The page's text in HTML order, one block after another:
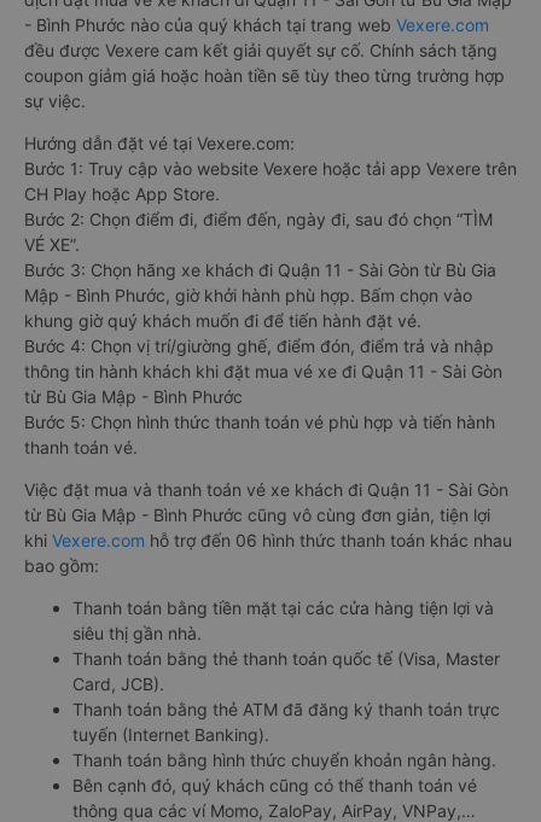
- Bình Phước nào của quý khách tại trang web Vexere.com
đều được Vexere cam kết giải quyết sự cố. Chính sách tặng
coupon giảm giá hoặc hoàn tiền sẽ tùy theo từng trường hợp
sự việc.
Hướng dẫn đặt vé tại Vexere.com:
Bước 1: Truy cập vào website Vexere hoặc tải app Vexere trên
CH Play hoặc App Store.
Bước 2: Chọn điểm đi, điểm đến, ngày đi, sau đó chọn “TÌM
VÉ XE”.
Bước 3: Chọn hãng xe khách đi Quận 11 - Sài Gòn từ Bù Gia
Mập - Bình Phước, giờ khởi hành phù hợp. Bấm chọn vào
khung giờ quý khách muốn đi để tiến hành đặt vé.
Bước 4: Chọn vị trí/giường ghế, điểm đón, điểm trả và nhập
thông tin hành khách khi đặt mua vé xe đi Quận 11 - Sài Gòn
từ Bù Gia Mập - Bình Phước
Bước 5: Chọn hình thức thanh toán vé phù hợp và tiến hành
thanh toán vé.
Việc đặt mua và thanh toán vé xe khách đi Quận 11 - Sài Gòn
từ Bù Gia Mập - Bình Phước cũng vô cùng đơn giản, tiện lợi
khi Vexere.com hỗ trợ đến 06 hình thức thanh toán khác nhau
bao gồm:
Thanh toán bằng tiền mặt tại các cửa hàng tiện lợi và
siêu thị gần nhà.
Thanh toán bằng thẻ thanh toán quốc tế (Visa, Master
Card, JCB).
Thanh toán bằng thẻ ATM đã đăng ký thanh toán trực
tuyến (Internet Banking).
Thanh toán bằng hình thức chuyển khoản ngân hàng.
Bên cạnh đó, quý khách cũng có thể thanh toán vé
thông qua các ví Momo, ZaloPay, AirPay, VNPay,…